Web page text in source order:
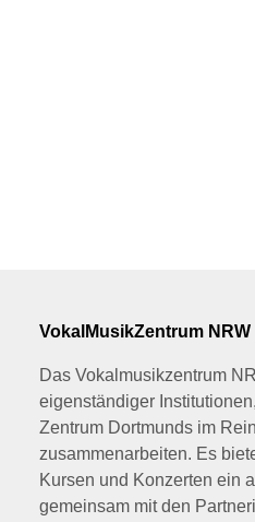
VokalMusikZentrum NRW
Das Vokalmusikzentrum
eigenständiger
Zentrum Dortmunds im
zusammenarbeiten. Es
Kursen und Konzerten ein
gemeinsam mit den